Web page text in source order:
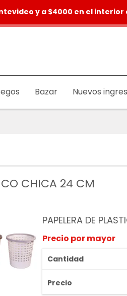
y a $4000 en el interior
Bazar Nuevos
CHICA 24 CM
PAPELERA DE
Precio por mayor
Cantidad
Precio